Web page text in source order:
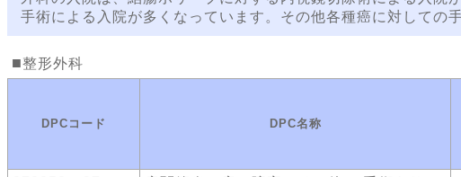
手術による入院が多くなっています。その他各種癌に対しての
整形外科
DPCコード DPC名称